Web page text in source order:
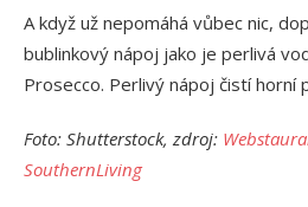
A když už nepomáhá vůbec nic,
bublinkový nápoj jako je perlivá
Prosecco. Perlivý nápoj čistí horní
Foto: Shutterstock, zdroj:
SouthernLiving